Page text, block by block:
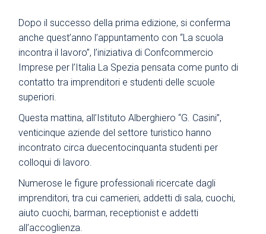
Dopo il successo della prima edizione, si conferma
anche quest’anno l’appuntamento con “La scuola
incontra il lavoro”, l’iniziativa di Confcommercio
Imprese per l’Italia La Spezia pensata come punto di
contatto tra imprenditori e studenti delle scuole
superiori.
Questa mattina, all’Istituto Alberghiero “G. Casini”,
venticinque aziende del settore turistico hanno
incontrato circa duecentocinquanta studenti per
colloqui di lavoro.
Numerose le figure professionali ricercate dagli
imprenditori, tra cui camerieri, addetti di sala, cuochi,
aiuto cuochi, barman, receptionist e addetti
all’accoglienza.